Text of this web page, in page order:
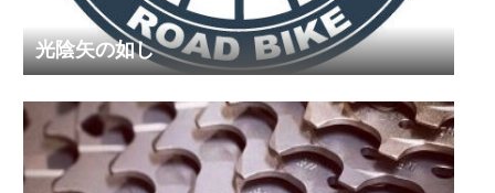
光陰矢の如し